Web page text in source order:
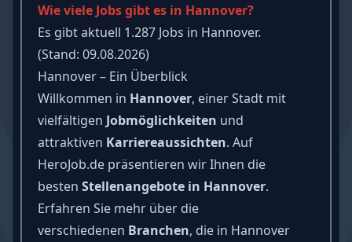
Wie viele Jobs gibt es in Hannover?
Es gibt aktuell 1.287 Jobs in Hannover.
(Stand: 09.08.2026)
Hannover – Ein Überblick
Willkommen in Hannover, einer Stadt mit
vielfältigen Jobmöglichkeiten und
attraktiven Karriereaussichten. Auf
HeroJob.de präsentieren wir Ihnen die
besten Stellenangebote in Hannover.
Erfahren Sie mehr über die
verschiedenen Branchen, die in Hannover